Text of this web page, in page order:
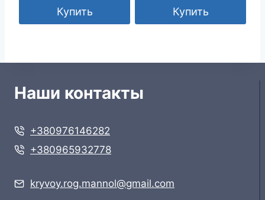
Купить Купить
Наши контакты
+380976146282
+380965932778
kryvoy.rog.mannol@gmail.com